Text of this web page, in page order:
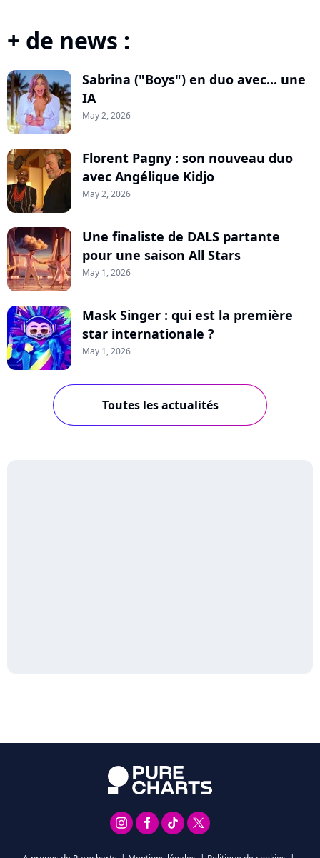
+ de news :
Sabrina ("Boys") en duo avec... une
IA
May 2, 2026
Florent Pagny : son nouveau duo
avec Angélique Kidjo
May 2, 2026
Une finaliste de DALS partante
pour une saison All Stars
May 1, 2026
Mask Singer : qui est la première
star internationale ?
May 1, 2026
Toutes les actualités